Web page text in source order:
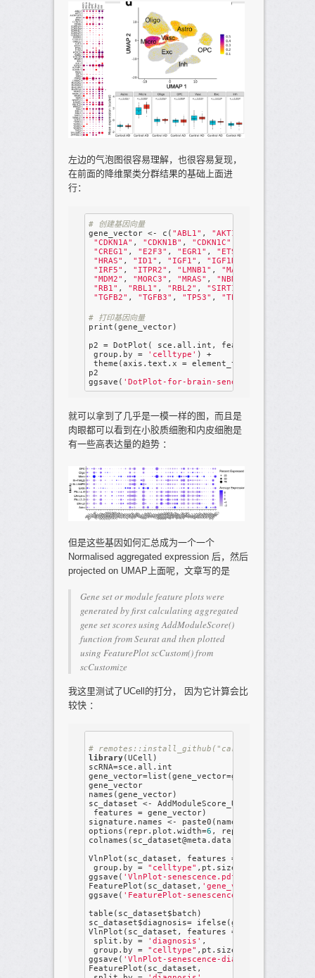
左边的气泡图很容易理解，也很容易复现，
在前面的降维聚类分群结果的基础上面进
行：
# 创建基因向量
gene_vector <- c( "ABL1" , "AKT1"
"CDKN1A" , "CDKN1B" , "CDKN1C"
"CREG1" , "E2F3" , "EGR1" , "ETS1"
"HRAS" , "ID1" , "IGF1" , "IGF1R"
"IRF5" , "ITPR2" , "LMNB1" , "MAP2K1"
"MDM2" , "MORC3" , "MRAS" , "NBN"
"RB1" , "RBL1" , "RBL2" , "SIRT1"
"TGFB2" , "TGFB3" , "TP53" , "TP53BP1"
# 打印基因向量
print(gene_vector)
p2 = DotPlot( sce.all.int, features =
group.by =
'celltype' ) +
theme(axis.text.x = element_text(angle =
p2
ggsave( 'DotPlot-for-brain-senescence.pdf'
就可以拿到了几乎是一模一样的图，而且是
肉眼都可以看到在小胶质细胞和内皮细胞是
有一些高表达量的趋势 ：
但是这些基因如何汇总成为一个一个
Normalised aggregated expression 后，然后
projected on UMAP上面呢，文章写的是
Gene set or module feature plots were
generated by first calculating aggregated
gene set scores using AddModuleScore()
function from Seurat and then plotted
using FeaturePlot scCustom() from
scCustomize
我这里测试了UCell的打分， 因为它计算会比
较快 ：
# remotes::install_github("carmonalab/UCell")
library(UCell)
scRNA=sce.all.int
gene_vector=list(gene_vector=gene_vector)
gene_vector
names(gene_vector)
sc_dataset <- AddModuleScore_UCell(scRNA,
features = gene_vector)
signature.names <- paste0(names(gene_vector),
options(repr.plot.width=6 , repr.plot.height=
colnames(sc_dataset@meta.data)
VlnPlot(sc_dataset, features =
group.by = "celltype" ,pt.size =
ggsave( 'VlnPlot-senescence.pdf'
FeaturePlot(sc_dataset, 'gene_vector_UCell'
ggsave( 'FeaturePlot-senescence.pdf'
table(sc_dataset$batch)
sc_dataset$diagnosis= ifelse(grepl(
VlnPlot(sc_dataset, features =
split.by =
'diagnosis' ,
group.by = "celltype" ,pt.size =
ggsave( 'VlnPlot-senescence-diagnosis.pdf'
FeaturePlot(sc_dataset,